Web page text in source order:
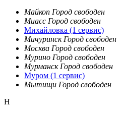
Майкоп Город свободен
Миасс Город свободен
Михайловка (1 сервис)
Мичуринск Город свободен
Москва Город свободен
Мурино Город свободен
Мурманск Город свободен
Муром (1 сервис)
Мытищи Город свободен
Н